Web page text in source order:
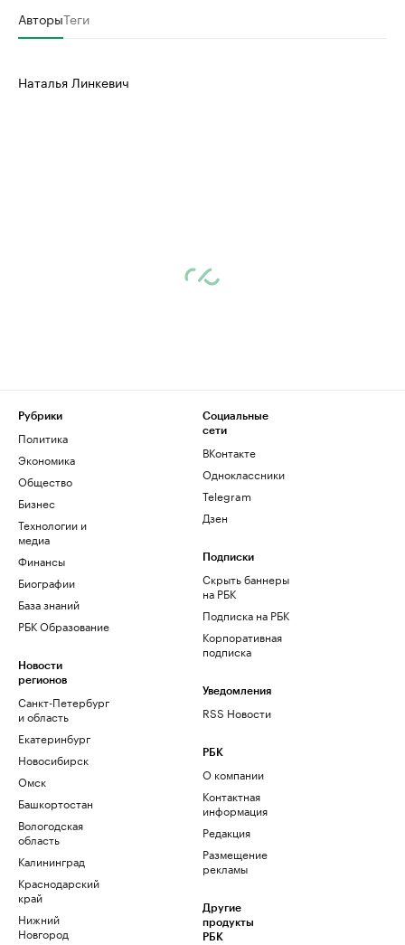
АвторыТеги
Наталья Линкевич
Рубрики
Политика
Экономика
Общество
Бизнес
Технологии и
медиа
Финансы
Биографии
База знаний
РБК Образование
Новости
регионов
Санкт-Петербург
и область
Екатеринбург
Новосибирск
Омск
Башкортостан
Вологодская
область
Калининград
Краснодарский
край
Нижний
Новгород
Социальные
сети
ВКонтакте
Одноклассники
Telegram
Дзен
Подписки
Скрыть баннеры
на РБК
Подписка на РБК
Корпоративная
подписка
Уведомления
RSS Новости
РБК
О компании
Контактная
информация
Редакция
Размещение
рекламы
Другие
продукты
РБК